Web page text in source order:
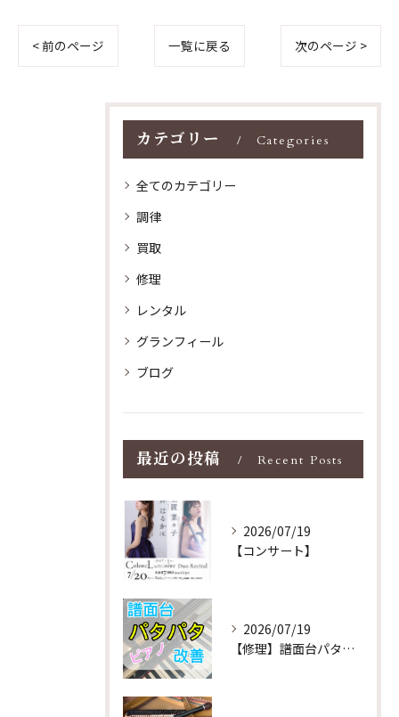
< 前のページ 一覧に戻る 次のページ >
カテゴリー Categories
全てのカテゴリー
調律
買取
修理
レンタル
グランフィール
ブログ
最近の投稿 Recent Posts
2026/07/19
【コンサート】
2026/07/19
【修理】譜面台パタパタを改善！ストレス解消！